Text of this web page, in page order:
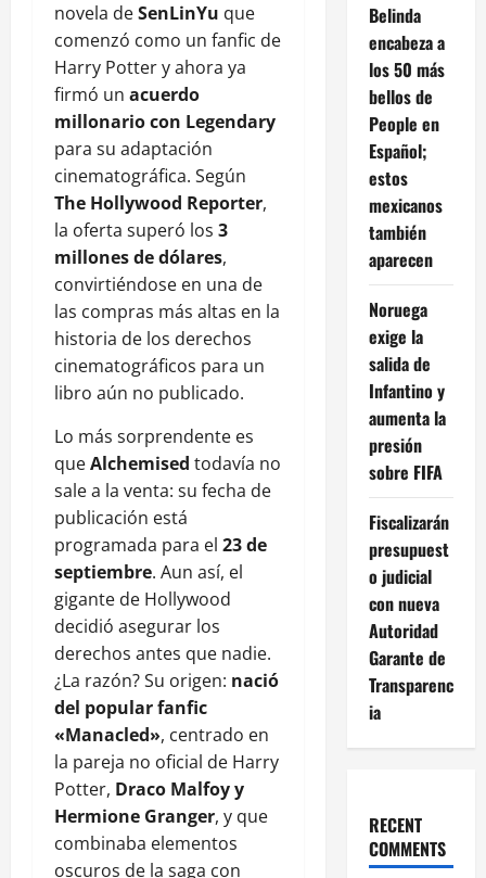
novela deSenLinYu que
comenzó como un fanfic de
Harry Potter y ahora ya
firmó un acuerdo
millonario con Legendary
para su adaptación
cinematográfica. Según
The Hollywood Reporter,
la oferta superó los 3
millones de dólares,
convirtiéndose en una de
las compras más altas en la
historia de los derechos
cinematográficos para un
libro aún no publicado.
Lo más sorprendente es
queAlchemised todavía no
sale a la venta: su fecha de
publicación está
programada para el 23 de
septiembre. Aun así, el
gigante de Hollywood
decidió asegurar los
derechos antes que nadie.
¿La razón? Su origen: nació
del popular fanfic
«Manacled», centrado en
la pareja no oficial de Harry
Potter, Draco Malfoy y
Hermione Granger, y que
combinaba elementos
oscuros de la saga con
Belinda
encabeza a
los 50 más
bellos de
People en
Español;
estos
mexicanos
también
aparecen
Noruega
exige la
salida de
Infantino y
aumenta la
presión
sobre FIFA
Fiscalizarán
presupuest
o judicial
con nueva
Autoridad
Garante de
Transparenc
ia
RECENT
COMMENTS